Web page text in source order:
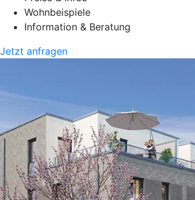
Wohnbeispiele
Information & Beratung
Jetzt anfragen